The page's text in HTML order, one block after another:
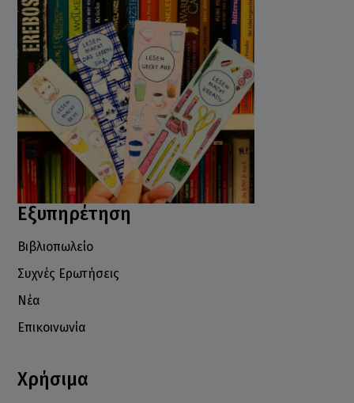
Εξυπηρέτηση
Βιβλιοπωλείο
Συχνές Ερωτήσεις
Νέα
Επικοινωνία
Χρήσιμα